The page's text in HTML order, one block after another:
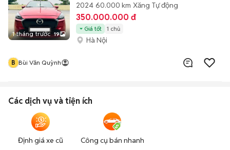
1 tháng trước 19
2024 60.000 km Xăng Tự động
350.000.000 đ
Giá tốt 1 chủ
Hà Nội
B Bùi Văn Quỳnh
Các dịch vụ và tiện ích
Định giá xe cũ Công cụ bán nhanh